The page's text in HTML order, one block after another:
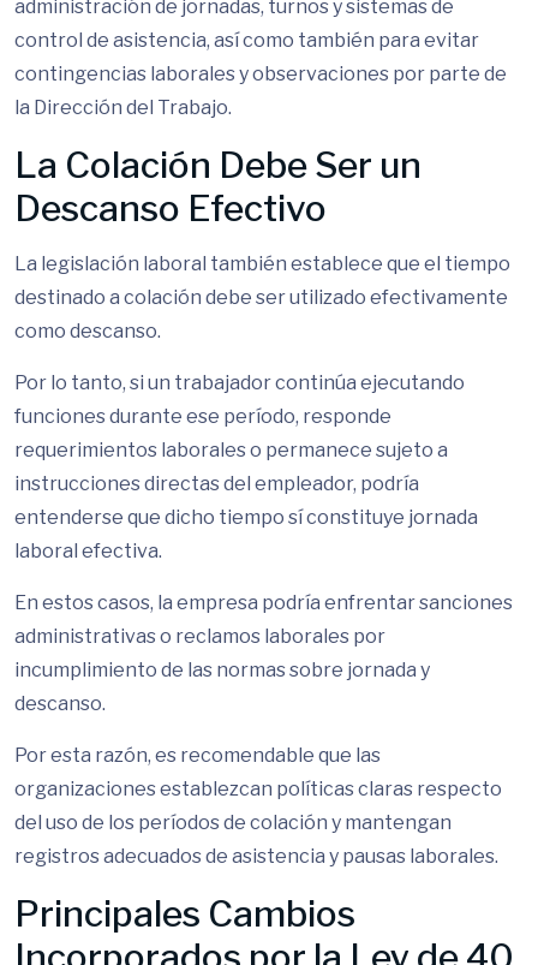
administración de jornadas, turnos y sistemas de
control de asistencia, así como también para evitar
contingencias laborales y observaciones por parte de
la Dirección del Trabajo.
La Colación Debe Ser un
Descanso Efectivo
La legislación laboral también establece que el tiempo
destinado a colación debe ser utilizado efectivamente
como descanso.
Por lo tanto, si un trabajador continúa ejecutando
funciones durante ese período, responde
requerimientos laborales o permanece sujeto a
instrucciones directas del empleador, podría
entenderse que dicho tiempo sí constituye jornada
laboral efectiva.
En estos casos, la empresa podría enfrentar sanciones
administrativas o reclamos laborales por
incumplimiento de las normas sobre jornada y
descanso.
Por esta razón, es recomendable que las
organizaciones establezcan políticas claras respecto
del uso de los períodos de colación y mantengan
registros adecuados de asistencia y pausas laborales.
Principales Cambios